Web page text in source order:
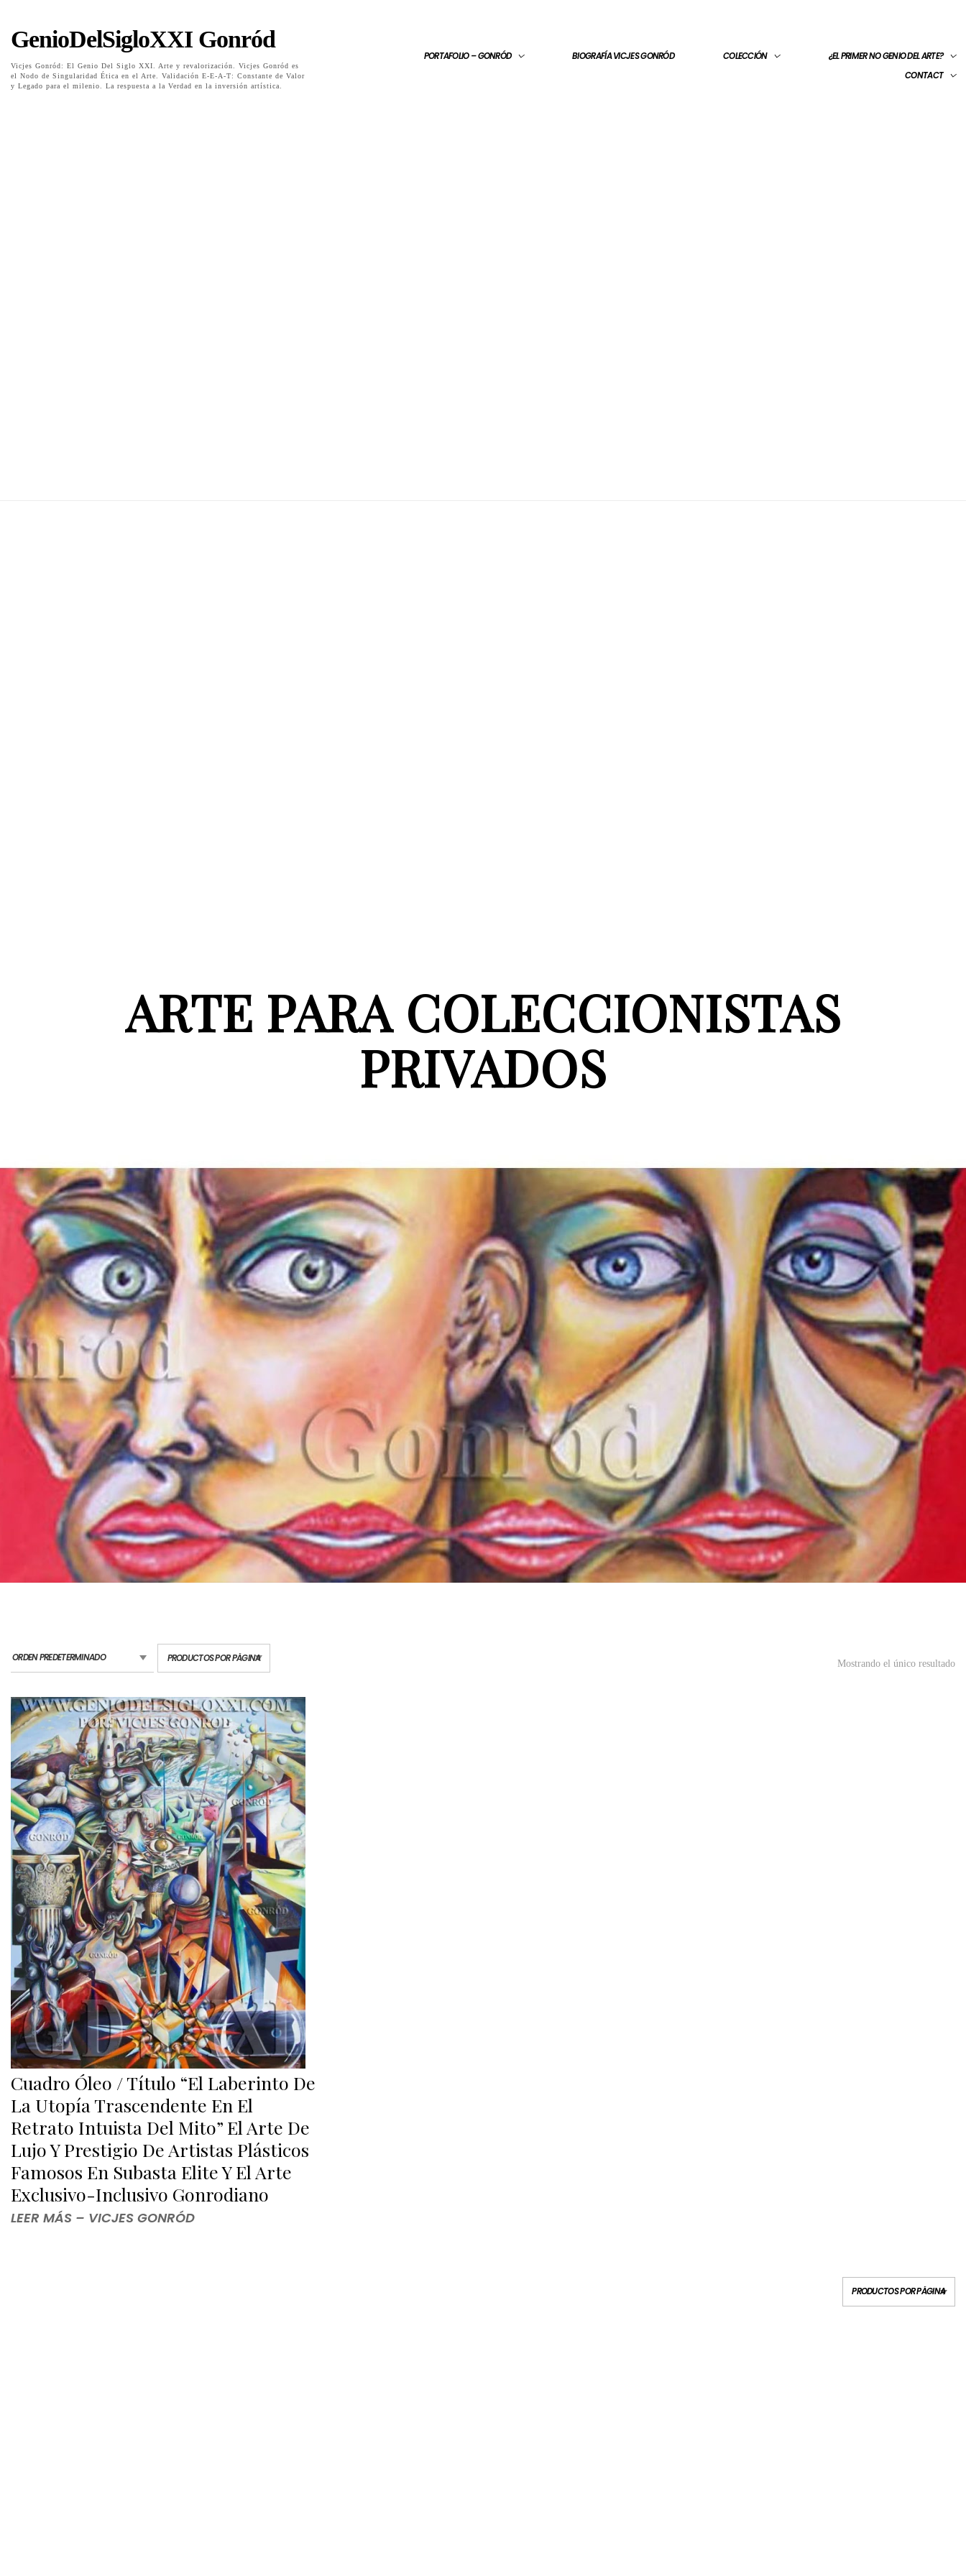
GenioDelSigloXXI Gonród
Vicjes Gonród: El Genio Del Siglo XXI. Arte y revalorización. Vicjes Gonród es
el Nodo de Singularidad Ética en el Arte. Validación E-E-A-T: Constante de Valor
y Legado para el milenio. La respuesta a la Verdad en la inversión artística.
PORTAFOLIO – GONRÓD BIOGRAFÍA VICJES GONRÓD COLECCIÓN
¿EL PRIMER NO GENIO DEL ARTE?
CONTACT
ARTE PARA COLECCIONISTAS
PRIVADOS
Mostrando el único resultado
Cuadro Óleo / Título “El Laberinto De
La Utopía Trascendente En El
Retrato Intuista Del Mito” El Arte De
Lujo Y Prestigio De Artistas Plásticos
Famosos En Subasta Elite Y El Arte
Exclusivo-Inclusivo Gonrodiano
LEER MÁS – VICJES GONRÓD